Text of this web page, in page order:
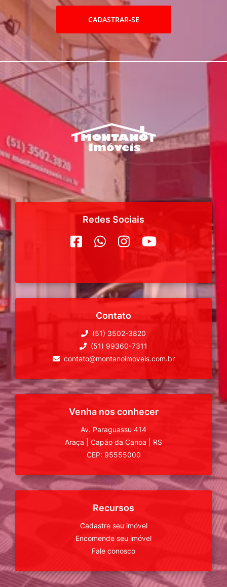
CADASTRAR-SE
Redes Sociais
Contato
(51) 3502-3820
(51) 99360-7311
contato@montanoimoveis.com.br
Venha nos conhecer
Av. Paraguassu 414
Araça
Capão da Canoa
RS
CEP: 95555000
Recursos
Cadastre seu imóvel
Encomende seu imóvel
Fale conosco